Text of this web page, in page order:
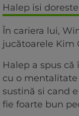
Halep isi
În cariera lui,
jucătoarele Kim
Halep a spus
cu o mentalitate
sustină si cand
fie foarte bun